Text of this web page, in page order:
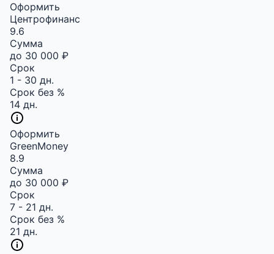
Оформить
Центрофинанс
9.6
Сумма
до 30 000 ₽
Срок
1 - 30 дн.
Срок без %
14 дн.
Оформить
GreenMoney
8.9
Сумма
до 30 000 ₽
Срок
7 - 21 дн.
Срок без %
21 дн.